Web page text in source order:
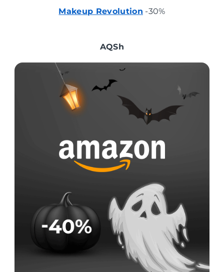
Makeup Revolution -30%
AQSh